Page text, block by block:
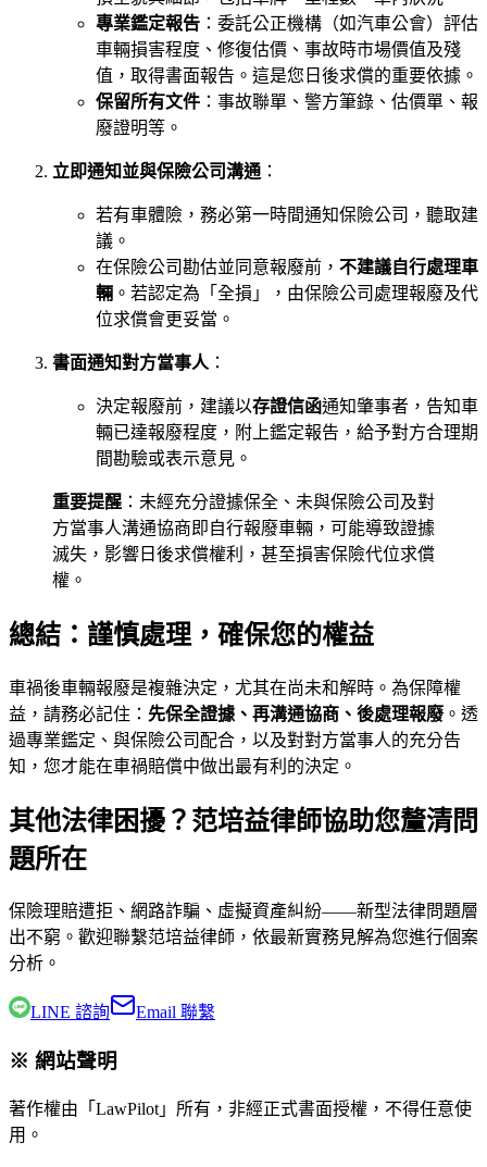
專業鑑定報告 ：委託公正機構（如汽車公會）評估
車輛損害程度、修復估價、事故時市場價值及殘
值，取得書面報告。這是您日後求償的重要依據。
保留所有文件 ：事故聯單、警方筆錄、估價單、報
廢證明等。
立即通知並與保險公司溝通 ：
若有車體險，務必第一時間通知保險公司，聽取建
議。
在保險公司勘估並同意報廢前， 不建議自行處理車
輛 。若認定為「全損」，由保險公司處理報廢及代
位求償會更妥當。
書面通知對方當事人 ：
決定報廢前，建議以存證信函通知肇事者，告知車
輛已達報廢程度，附上鑑定報告，給予對方合理期
間勘驗或表示意見。
重要提醒 ：未經充分證據保全、未與保險公司及對
方當事人溝通協商即自行報廢車輛，可能導致證據
滅失，影響日後求償權利，甚至損害保險代位求償
權。
總結：謹慎處理，確保您的權益
車禍後車輛報廢是複雜決定，尤其在尚未和解時。為保障權
益，請務必記住： 先保全證據、再溝通協商、後處理報廢。透
過專業鑑定、與保險公司配合，以及對對方當事人的充分告
知，您才能在車禍賠償中做出最有利的決定。
其他法律困擾？范培益律師協助您釐清問
題所在
保險理賠遭拒、網路詐騙、虛擬資產糾紛——新型法律問題層
出不窮。歡迎聯繫范培益律師 ，依最新實務見解為您進行個案
分析。
LINE 諮詢 Email 聯繫
※ 網站聲明
著作權由「LawPilot」所有，非經正式書面授權，不得任意使
用。